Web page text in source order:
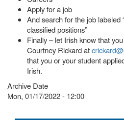
Apply for a job
And search for the job
classified positions”
Finally – let Irish know that
Courtney Rickard at
that you or your student
Irish.
Archive Date
Mon, 01/17/2022 - 12:00